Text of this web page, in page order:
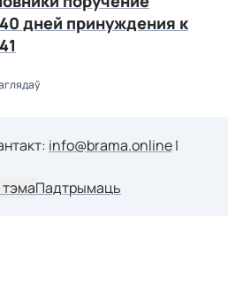
дней принуждения к
info@brama.online|
Падтрымаць